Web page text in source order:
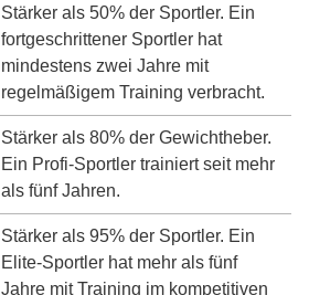
Stärker als 50% der Sportler. Ein
fortgeschrittener Sportler hat
mindestens zwei Jahre mit
regelmäßigem Training verbracht.
Stärker als 80% der Gewichtheber.
Ein Profi-Sportler trainiert seit mehr
als fünf Jahren.
Stärker als 95% der Sportler. Ein
Elite-Sportler hat mehr als fünf
Jahre mit Training im kompetitiven